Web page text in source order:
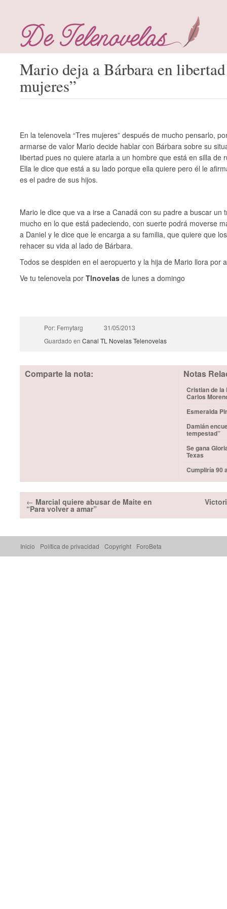
Mario deja a Bárbara en
mujeres”
En la telenovela “Tres mujeres” después de mucho pensarlo,
armarse de valor Mario decide hablar con Bárbara sobre su
libertad pues no quiere atarla a un hombre que está en silla de
Ella le dice que está a su lado porque ella quiere pero él le
es el padre de sus hijos.
Mario le dice que va a irse a Canadá con su padre a buscar un
mucho en lo que está padeciendo, con suerte podrá moverse
a Daniel y le dice que le encarga a su familia, que quiere que
rehacer su vida al lado de Bárbara.
Todos se despiden en el aeropuerto y la hija de Mario llora por
Ve tu telenovela porTlnovelas de lunes a domingo
Por: Fernytarg
31/05/2013
Guardado en Canal TL NovelasTelenovelas
Comparte la nota: Notas
Cristian de la
Carlos
Esmeralda
Damián
tempestad”
Se gana
Texas
Cumpliría 90
← Marcial quiere abusar de Maite en
“Para volver a amar”
Inicio Política de privacidad Copyright ForoBeta